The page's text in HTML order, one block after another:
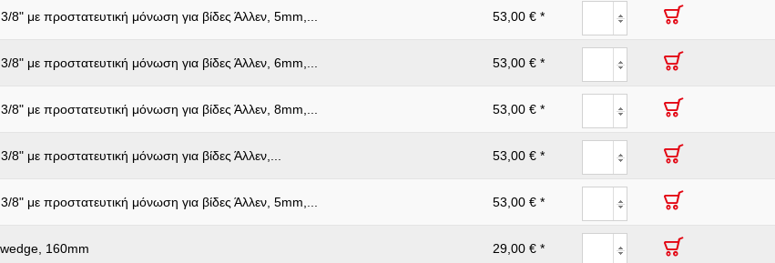
8" με προστατευτική μόνωση για βίδες Άλλεν, 5mm,... 53,00 € *
8" με προστατευτική μόνωση για βίδες Άλλεν, 6mm,... 53,00 € *
8" με προστατευτική μόνωση για βίδες Άλλεν, 8mm,... 53,00 € *
8" με προστατευτική μόνωση για βίδες Άλλεν,... 53,00 € *
8" με προστατευτική μόνωση για βίδες Άλλεν, 5mm,... 53,00 € *
160mm 29,00 € *